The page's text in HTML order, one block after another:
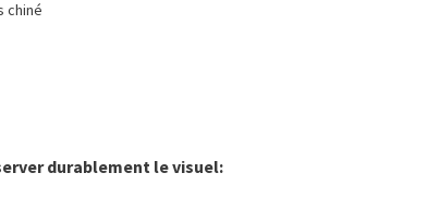
chiné
durablement le visuel: